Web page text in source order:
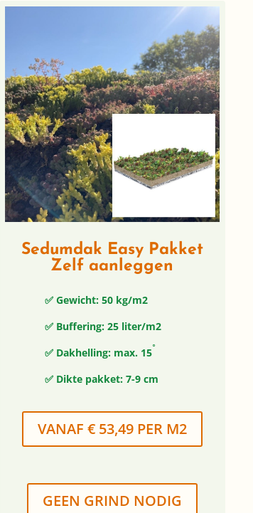
Sedumdak Easy Pakket
Zelf aanleggen
✅ Gewicht: 50 kg/m2
✅ Buffering: 25 liter/m2
✅ Dakhelling: max. 15
◦
✅ Dikte pakket: 7-9 cm
VANAF € 53,49 PER M2
GEEN GRIND NODIG